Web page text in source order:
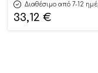
Διαθέσιμο από 7-12
33,12 €